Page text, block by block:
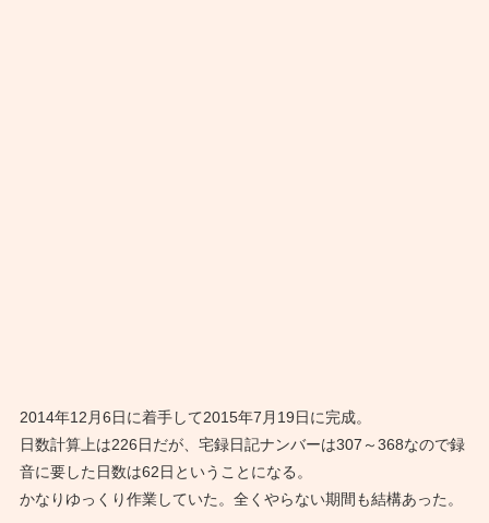
2014年12月6日に着手して2015年7月19日に完成。
日数計算上は226日だが、宅録日記ナンバーは307～368なので録
音に要した日数は62日ということになる。
かなりゆっくり作業していた。全くやらない期間も結構あった。